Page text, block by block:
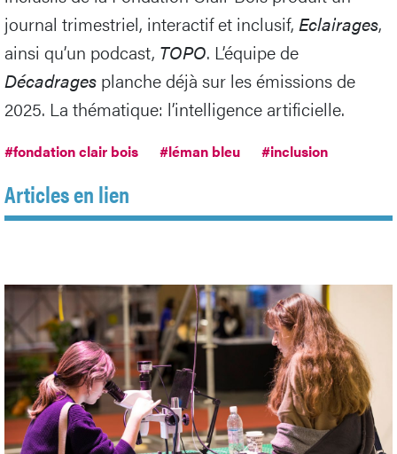
journal trimestriel, interactif et inclusif, Eclairages,
ainsi qu’un podcast, TOPO. L’équipe de
Décadrages planche déjà sur les émissions de
2025. La thématique: l’intelligence artificielle.
#fondation clair bois #léman bleu #inclusion
Articles en lien